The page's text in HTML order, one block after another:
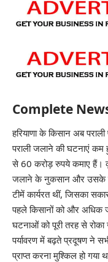
Complete News
हरियाणा के किसान अब
पराली जलाने की घटनाएं
से 60 करोड़ रुपये कमाए हैं।
जलाने के नुकसान और उसके
टीमें कार्यरत थीं, जिसका
पहले किसानों को और अधिक
घटनाओं को पूरी तरह से
पर्यावरण में बढ़ते प्रदूषण ने
प्राप्त करना मुश्किल हो